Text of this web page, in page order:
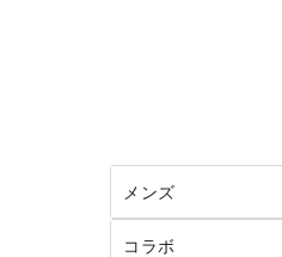
メンズ
コラボ